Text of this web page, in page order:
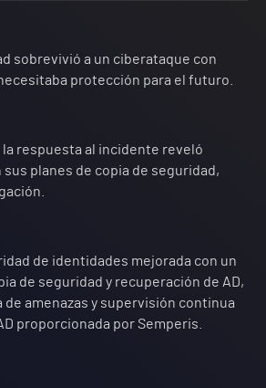
sobrevivió a un ciberataque con
protección para el futuro.
la respuesta al incidente reveló
planes de copia de seguridad,
de identidades mejorada con un
de seguridad y recuperación de AD,
de amenazas y supervisión continua
proporcionada por Semperis.